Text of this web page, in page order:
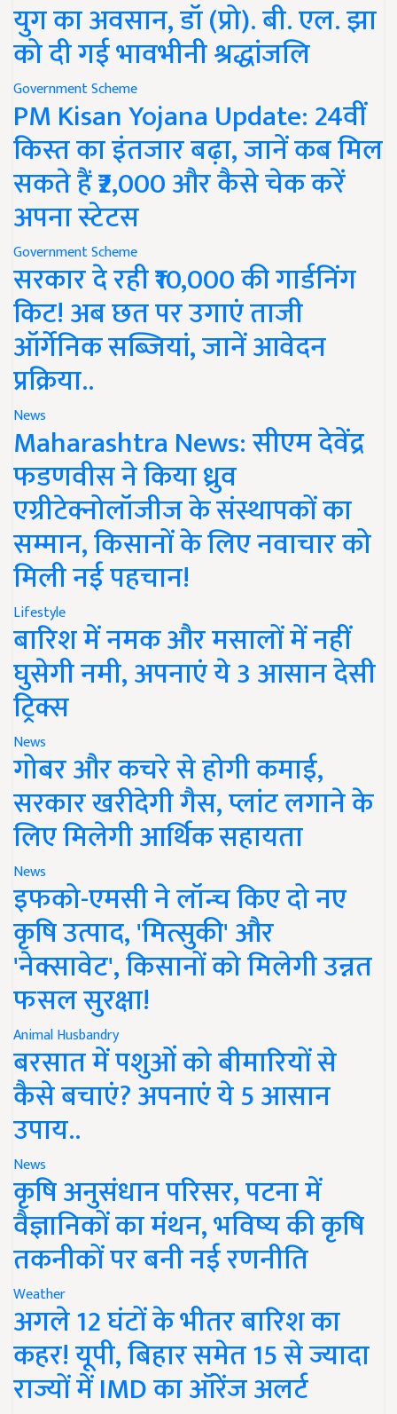
युग का अवसान, डॉ (प्रो). बी. एल. झा
को दी गई भावभीनी श्रद्धांजलि
Government Scheme
PM Kisan Yojana Update: 24वीं
किस्त का इंतजार बढ़ा, जानें कब मिल
सकते हैं ₹2,000 और कैसे चेक करें
अपना स्टेटस
Government Scheme
सरकार दे रही ₹10,000 की गार्डनिंग
किट! अब छत पर उगाएं ताजी
ऑर्गेनिक सब्जियां, जानें आवेदन
प्रक्रिया..
News
Maharashtra News: सीएम देवेंद्र
फडणवीस ने किया ध्रुव
एग्रीटेक्नोलॉजीज के संस्थापकों का
सम्मान, किसानों के लिए नवाचार को
मिली नई पहचान!
Lifestyle
बारिश में नमक और मसालों में नहीं
घुसेगी नमी, अपनाएं ये 3 आसान देसी
ट्रिक्स
News
गोबर और कचरे से होगी कमाई,
सरकार खरीदेगी गैस, प्लांट लगाने के
लिए मिलेगी आर्थिक सहायता
News
इफको-एमसी ने लॉन्च किए दो नए
कृषि उत्पाद, 'मित्सुकी' और
'नेक्सावेट', किसानों को मिलेगी उन्नत
फसल सुरक्षा!
Animal Husbandry
बरसात में पशुओं को बीमारियों से
कैसे बचाएं? अपनाएं ये 5 आसान
उपाय..
News
कृषि अनुसंधान परिसर, पटना में
वैज्ञानिकों का मंथन, भविष्य की कृषि
तकनीकों पर बनी नई रणनीति
Weather
अगले 12 घंटों के भीतर बारिश का
कहर! यूपी, बिहार समेत 15 से ज्यादा
राज्यों में IMD का ऑरेंज अलर्ट